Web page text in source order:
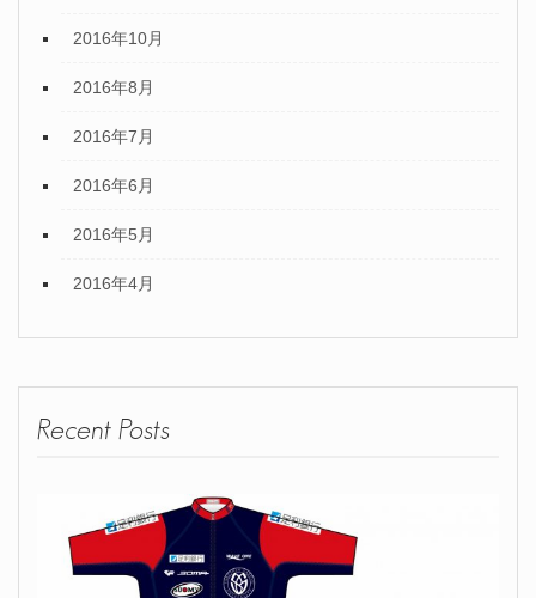
2016年10月
2016年8月
2016年7月
2016年6月
2016年5月
2016年4月
Recent Posts